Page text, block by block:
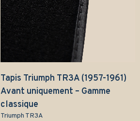
Tapis Triumph TR3A (1957-1961)
Avant uniquement – Gamme
classique
Triumph TR3A